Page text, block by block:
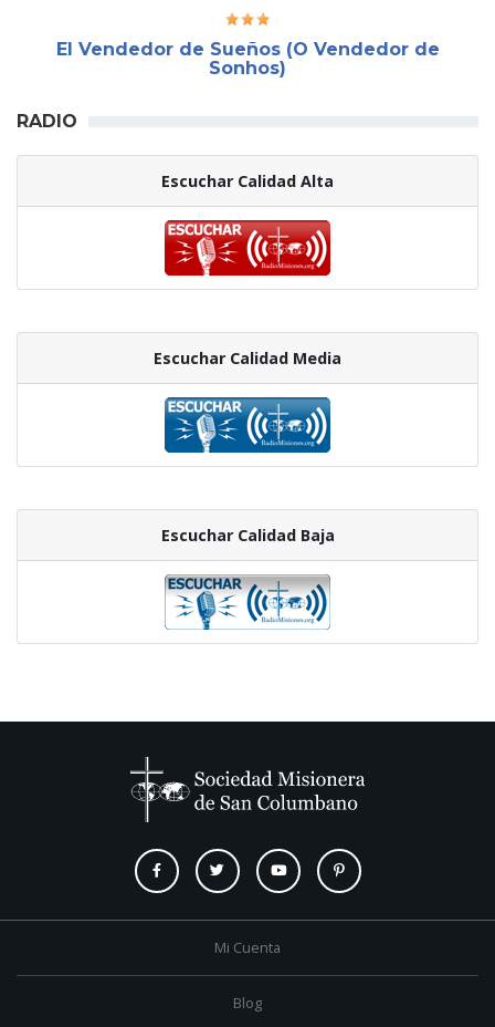
El Vendedor de Sueños (O Vendedor de
Sonhos)
RADIO
Escuchar Calidad Alta
Escuchar Calidad Media
Escuchar Calidad Baja
Mi Cuenta
Blog